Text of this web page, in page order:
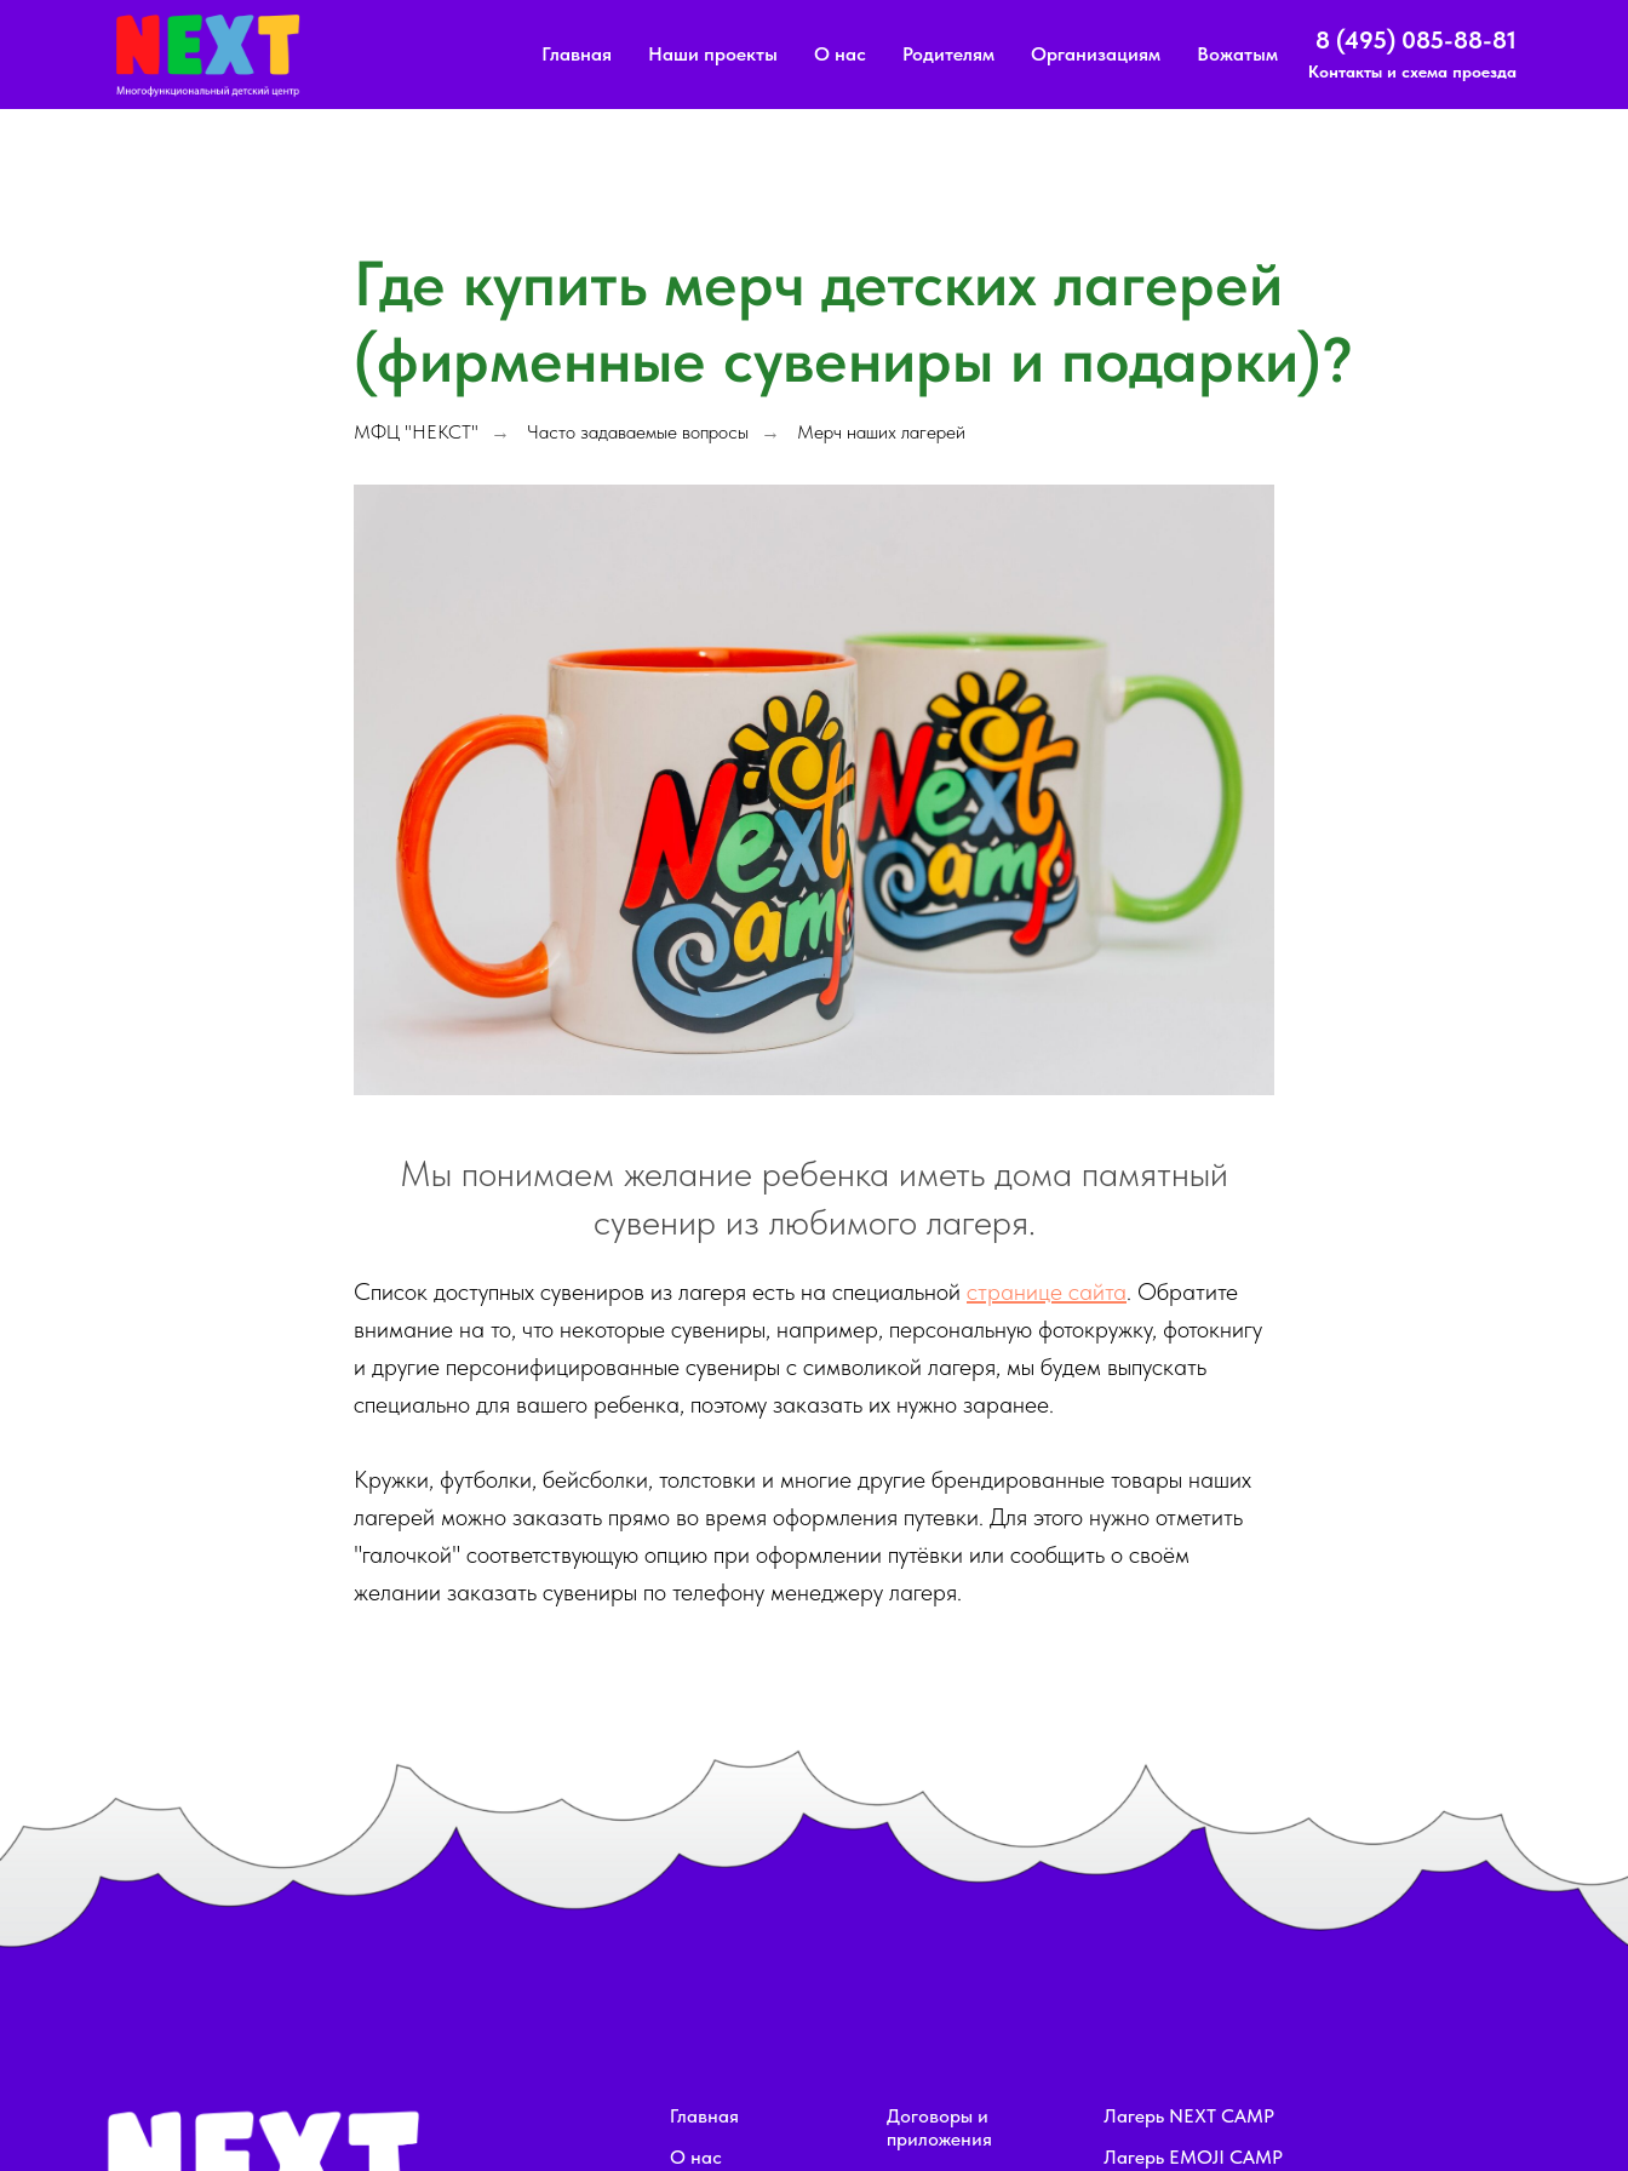
Главная Наши проекты О нас Родителям Организациям Вожатым 8 (495) 085-88-81
Контакты и схема проезда
Где купить мерч детских лагерей
(фирменные сувениры и подарки)?
МФЦ "НЕКСТ" → Часто задаваемые вопросы → Мерч наших лагерей
Мы понимаем желание ребенка иметь дома памятный
сувенир из любимого лагеря.
Список доступных сувениров из лагеря есть на специальной странице сайта. Обратите
внимание на то, что некоторые сувениры, например, персональную фотокружку, фотокнигу
и другие персонифицированные сувениры с символикой лагеря, мы будем выпускать
специально для вашего ребенка, поэтому заказать их нужно заранее.
Кружки, футболки, бейсболки, толстовки и многие другие брендированные товары наших
лагерей можно заказать прямо во время оформления путевки. Для этого нужно отметить
"галочкой" соответствующую опцию при оформлении путёвки или сообщить о своём
желании заказать сувениры по телефону менеджеру лагеря.
Главная
О нас
Договоры и
приложения
Лагерь NEXT CAMP
Лагерь EMOJI CAMP